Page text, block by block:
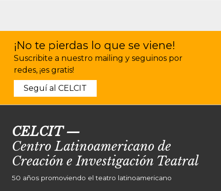
¡No te pierdas lo que se viene!
Suscribite a nuestro mailing y seguinos por
redes, ¡es gratis!
Seguí al CELCIT
CELCIT—
Centro Latinoamericano de
Creación e Investigación Teatral
50 años promoviendo el teatro latinoamericano